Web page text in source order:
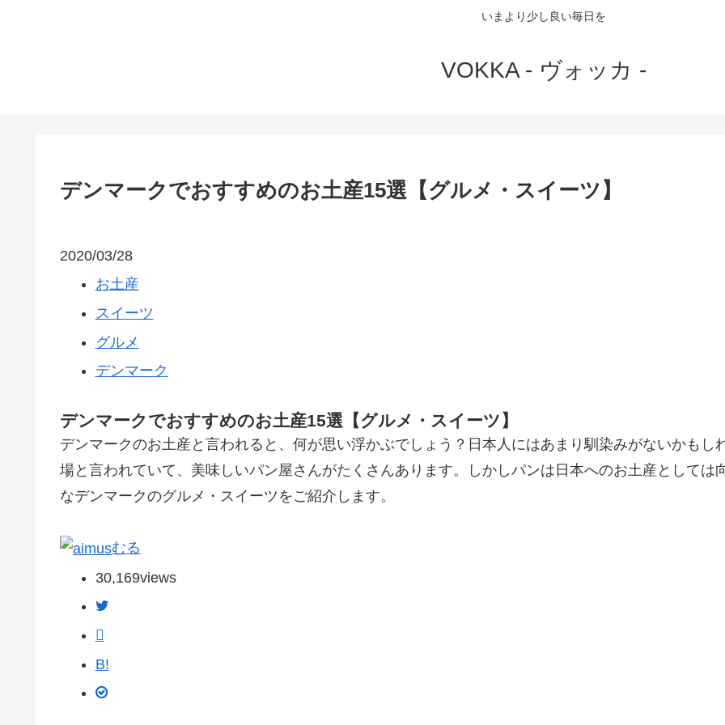
いまより少し良い毎日を
VOKKA - ヴォッカ -
デンマークでおすすめのお土産15選【グルメ・スイーツ】
2020/03/28
お土産
スイーツ
グルメ
デンマーク
デンマークでおすすめのお土産15選【グルメ・スイーツ】
デンマークのお土産と言われると、何が思い浮かぶでしょう？日本人にはあまり馴染みがないかも
場と言われていて、美味しいパン屋さんがたくさんあります。しかしパンは日本へのお土産として
なデンマークのグルメ・スイーツをご紹介します。
むる
30,169views
B!